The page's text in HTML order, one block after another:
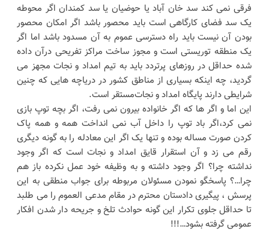
فرقی نمی کند سد خان آباد یا حوضیان یا سد کمندان اگر محوطه
یک سد فضای کارگاهی است باید محصور باشد اگر امکان محصور
بودن آن نیست باید راه دسترسی عموم به آن مسدود باشد اما اگر
یک منطقه توریستی است و مجوز ساخت مراکز تفریحی درآن داده
شده حداقل در روزهای پرتردد باید به تیم امداد و نجات مجهز می
گردید، چه اینکه بسیاری از مناطق کشور در دریاچه هایی که چنین
شرایطی دارند پایگاه امداد و نجات‌مستقر است.
این اما و اگر ها که اگر خانواده بیرون نمی رفت، اگر بچه توپ بازی
نمی کرد،اگر باد توپ را داخل آب نمی انداخت همه و همه پاک
کردن صورت مساله بوده و تنها یک اگر این معادله را به گونه دیگری
رقم می زد و آن استقرار قایق امداد و نجات است که اگر وجود
نداشته چرا؟ اگر وجود داشته و به وظیفه خود عمل نکرده باز هم‌
چرا…؟ پاسخگو نمودن مسئولان مربوطه برای جواب منطقی به این
پرسش ، پیگیری دادستان محترم در مقام مدعی العموم را می طلبد
تا حداقل جلوی تکرار این گونه حوادث تلخ و جریحه دار شدن افکار
عمومی گرفته بشود…!!!